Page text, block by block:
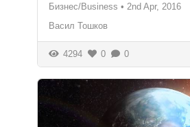
Бизнес/Business • 2nd Apr, 2016
Васил Тошков
4294 0 0